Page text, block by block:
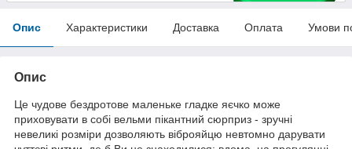
Опис Характеристики Доставка Оплата Умови
Опис
Це чудове бездротове маленьке гладке яєчко може
приховувати в собі вельми пікантний сюрприз - зручні
невеликі розміри дозволяють віброяйцю невтомно дарувати